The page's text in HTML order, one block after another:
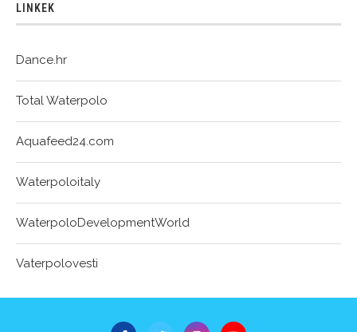
LINKEK
Dance.hr
Total Waterpolo
Aquafeed24.com
Waterpoloitaly
WaterpoloDevelopmentWorld
Vaterpolovesti